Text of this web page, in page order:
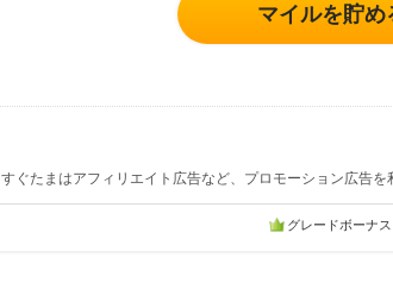
マイルを貯め
すぐたまはアフィリエイト広告など、プロモーション広告を
グレードボーナス